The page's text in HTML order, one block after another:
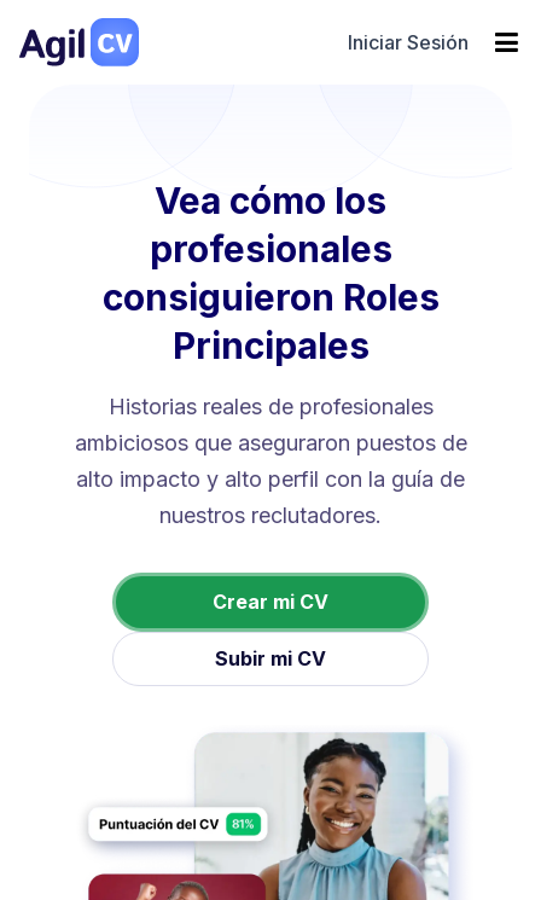
Iniciar Sesión
Vea cómo los
profesionales
consiguieron Roles
Principales
Historias reales de profesionales
ambiciosos que aseguraron puestos de
alto impacto y alto perfil con la guía de
nuestros reclutadores.
Crear mi CV
Subir mi CV